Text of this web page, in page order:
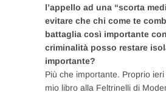
l’appello ad una “scorta
evitare che chi come te
battaglia così importante
criminalità posso restare
importante?
Più che importante. Proprio
mio libro alla Feltrinelli di